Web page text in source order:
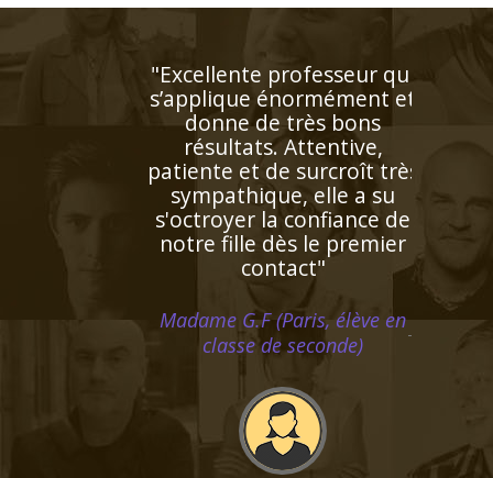
"Le professeur STOODY a
su booster la confiance à
notre fils qui a
progressivement "perdu
pied" en mathématiques
cette année. Il renouvelle
son regard sur cette
matière élargissant
l'horizon de ses objectifs;
Ainsi fait, il s’enthousiasme
de plus en plus pour les
maths et les résultats
suivent"
Monsieur D.Z (Bordeaux, élève
en première S)